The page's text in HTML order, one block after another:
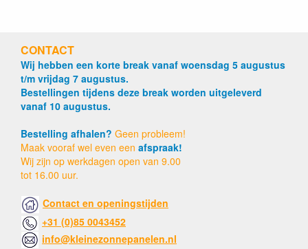
CONTACT
Wij hebben een korte break vanaf woensdag 5 augustus
t/m vrijdag 7 augustus.
Bestellingen tijdens deze break worden uitgeleverd
vanaf 10 augustus.
Bestelling afhalen? Geen probleem!
Maak vooraf wel even een afspraak!
Wij zijn op werkdagen open van 9.00
tot 16.00 uur.
Contact en openingstijden
+31 (0)85 0043452
info@kleinezonnepanelen.nl